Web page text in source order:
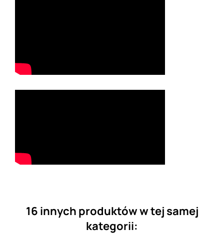
16 innych produktów w tej samej
kategorii: